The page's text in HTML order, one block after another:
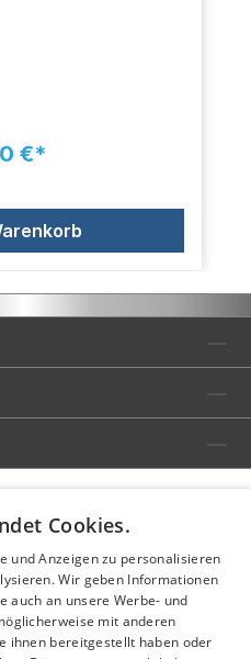
€*
Cookies.
und Anzeigen zu personalisieren
Wir geben Informationen
auch an unsere Werbe- und
mit anderen
ihnen bereitgestellt haben oder